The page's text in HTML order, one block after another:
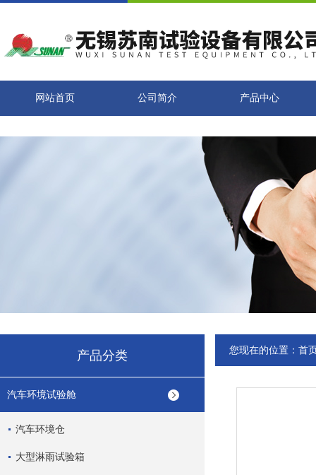
网站首页 公司简介 产品中心
产品分类
汽车环境试验舱
汽车环境仓
大型淋雨试验箱
您现在的位置： 首